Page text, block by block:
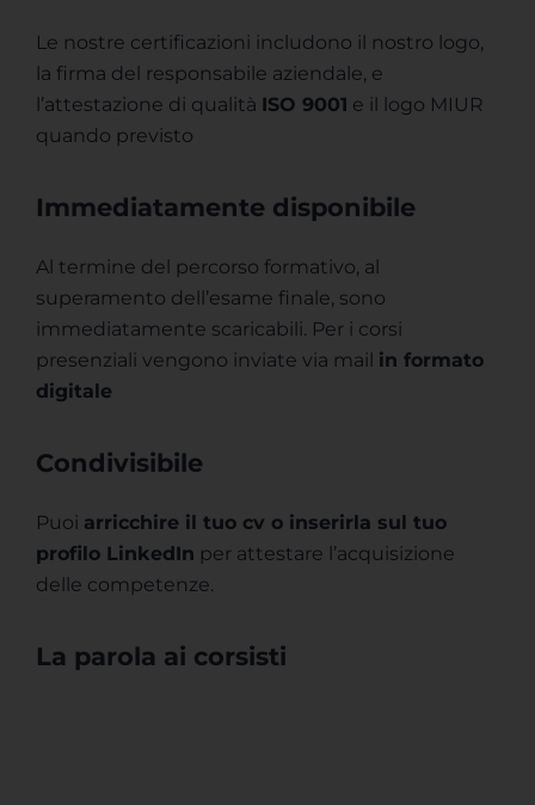
Le nostre certificazioni includono il nostro logo,
la firma del responsabile aziendale, e
l’attestazione di qualità ISO 9001 e il logo MIUR
quando previsto
Immediatamente disponibile
Al termine del percorso formativo, al
superamento dell’esame finale, sono
immediatamente scaricabili. Per i corsi
presenziali vengono inviate via mail in formato
digitale
Condivisibile
Puoi arricchire il tuo cv o inserirla sul tuo
profilo LinkedIn per attestare l’acquisizione
delle competenze.
La parola ai corsisti